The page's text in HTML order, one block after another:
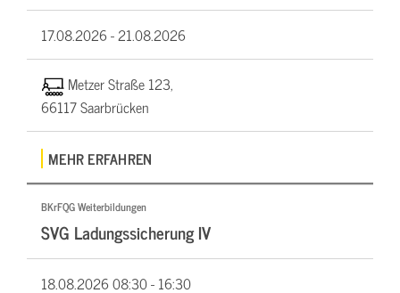
17.08.2026 -21.08.2026
Metzer Straße 123,
66117 Saarbrücken
MEHR ERFAHREN
BKrFQG Weiterbildungen
SVG Ladungssicherung IV
18.08.202608:30 - 16:30